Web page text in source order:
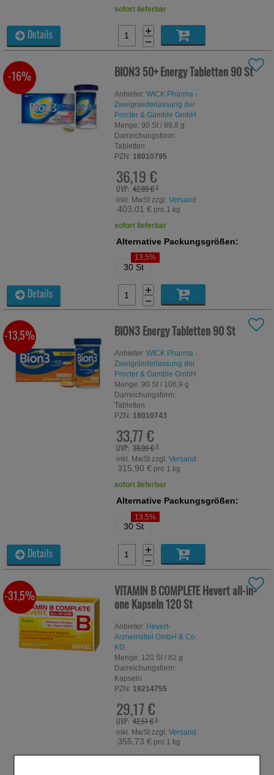
sofort lieferbar
+
−
Details
BION3 50+ Energy Tabletten90 St
Anbieter: WICK Pharma -
Zweigniederlassung der
Procter & Gamble GmbH
Menge: 90 St/ 89,8 g
Darreichungsform:
Tabletten
PZN: 18010795
36,19 €
UVP: 42,99 €³
inkl. MwSt zzgl.Versand
403,01 € pro 1 kg
-16%
sofort lieferbar
Alternative Packungsgrößen:
30 St
13,5%
+
−
Details
BION3 Energy Tabletten90 St
Anbieter: WICK Pharma -
Zweigniederlassung der
Procter & Gamble GmbH
Menge: 90 St/ 106,9 g
Darreichungsform:
Tabletten
PZN: 18010743
33,77 €
UVP: 38,99 €³
inkl. MwSt zzgl.Versand
315,90 € pro 1 kg
-13,5%
sofort lieferbar
Alternative Packungsgrößen:
30 St
13,5%
+
−
Details
VITAMIN B COMPLETE Hevert all-in-
one Kapseln120 St
Anbieter: Hevert-
Arzneimittel GmbH & Co.
KG
Menge: 120 St/ 82 g
Darreichungsform:
Kapseln
PZN: 19214755
29,17 €
UVP: 42,51 €³
inkl. MwSt zzgl.Versand
355,73 € pro 1 kg
-31,5%
sofort lieferbar